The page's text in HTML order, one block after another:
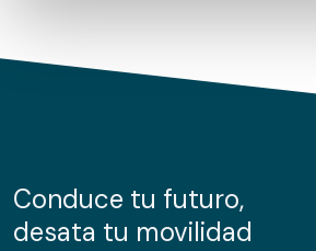
de cookies.
información sobre el uso que haga del
nuestros partners de redes sociales,
Conduce tu futuro,
desata tu movilidad